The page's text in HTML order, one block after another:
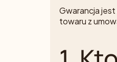
Gwarancja
towaru z